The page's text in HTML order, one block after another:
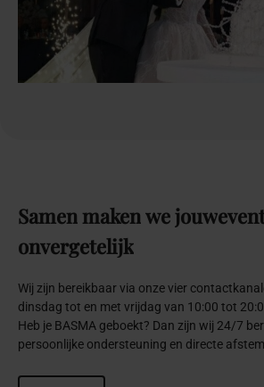
Samen makenwejouw
onvergetelijk
Wij zijn bereikbaar via onze vier
dinsdag tot en met vrijdag van 10:00 tot
Heb je BASMA geboekt? Dan zijn wij 24/7
persoonlijke ondersteuning en directe